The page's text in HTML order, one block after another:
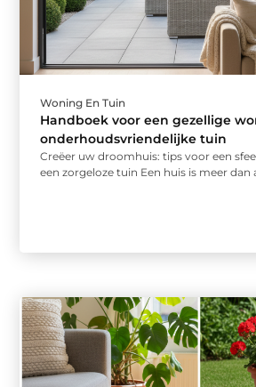
Woning En Tuin
Handboek voor een gezellige
onderhoudsvriendelijke tuin
Creëer uw droomhuis: tips voor een
een zorgeloze tuin Een huis is meer dan